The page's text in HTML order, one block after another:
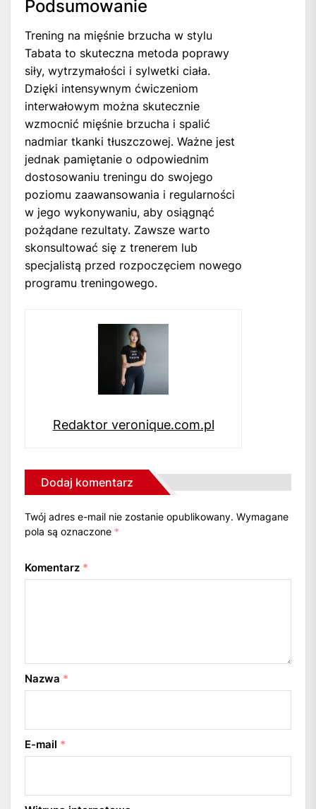
Podsumowanie
Trening na mięśnie brzucha w stylu
Tabata to skuteczna metoda poprawy
siły, wytrzymałości i sylwetki ciała.
Dzięki intensywnym ćwiczeniom
interwałowym można skutecznie
wzmocnić mięśnie brzucha i spalić
nadmiar tkanki tłuszczowej. Ważne jest
jednak pamiętanie o odpowiednim
dostosowaniu treningu do swojego
poziomu zaawansowania i regularności
w jego wykonywaniu, aby osiągnąć
pożądane rezultaty. Zawsze warto
skonsultować się z trenerem lub
specjalistą przed rozpoczęciem nowego
programu treningowego.
Redaktor veronique.com.pl
Dodaj komentarz
Twój adres e-mail nie zostanie opublikowany. Wymagane
pola są oznaczone *
Komentarz *
Nazwa *
E-mail *